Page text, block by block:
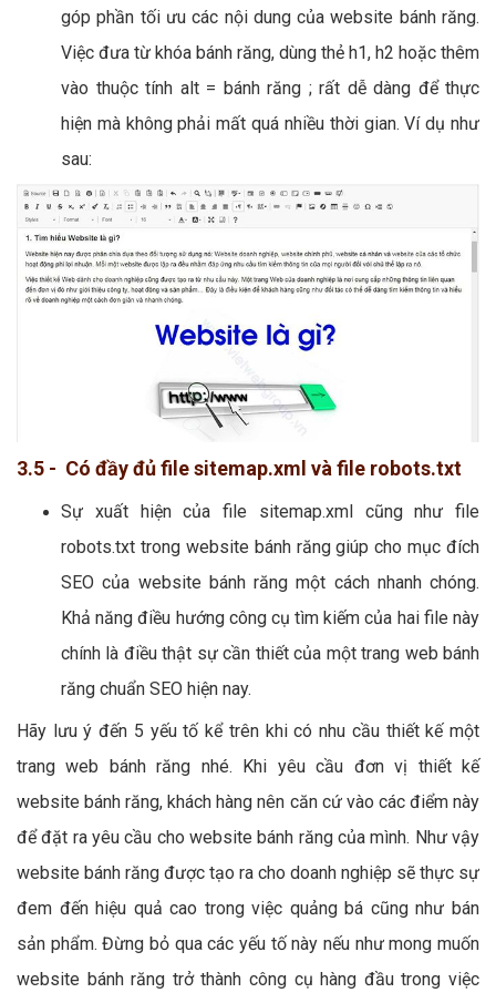
góp phần tối ưu các nội dung của website bánh răng.
Việc đưa từ khóa bánh răng, dùng thẻ h1, h2 hoặc thêm
vào thuộc tính alt = bánh răng ; rất dễ dàng để thực
hiện mà không phải mất quá nhiều thời gian. Ví dụ như
sau:
3.5 - Có đầy đủ file sitemap.xml và file robots.txt
Sự xuất hiện của file sitemap.xml cũng như file
robots.txt trong website bánh răng giúp cho mục đích
SEO của website bánh răng một cách nhanh chóng.
Khả năng điều hướng công cụ tìm kiếm của hai file này
chính là điều thật sự cần thiết của một trang web bánh
răng chuẩn SEO hiện nay.
Hãy lưu ý đến 5 yếu tố kể trên khi có nhu cầu thiết kế một
trang web bánh răng nhé. Khi yêu cầu đơn vị thiết kế
website bánh răng, khách hàng nên căn cứ vào các điểm này
để đặt ra yêu cầu cho website bánh răng của mình. Như vậy
website bánh răng được tạo ra cho doanh nghiệp sẽ thực sự
đem đến hiệu quả cao trong việc quảng bá cũng như bán
sản phẩm. Đừng bỏ qua các yếu tố này nếu như mong muốn
website bánh răng trở thành công cụ hàng đầu trong việc